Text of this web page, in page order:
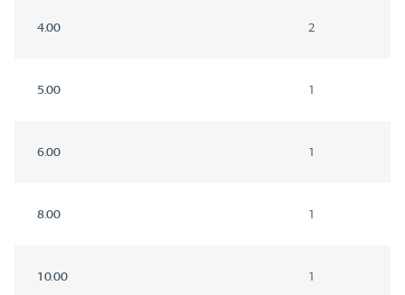
4.00 2
5.00 1
6.00 1
8.00 1
10.00 1